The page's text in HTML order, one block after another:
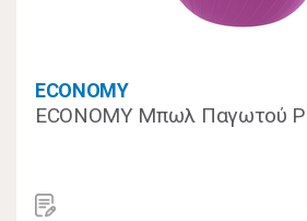
ECONOMY
ECONOMY Μπωλ Παγωτού